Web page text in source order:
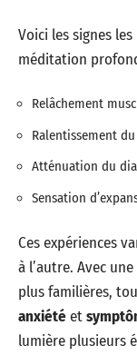
Voici les signes
méditation
Relâchement
Ralentissement
Atténuation du
Sensation
Ces expériences
à l’autre. Avec une
plus familières,
anxiétéet
lumière plusieurs